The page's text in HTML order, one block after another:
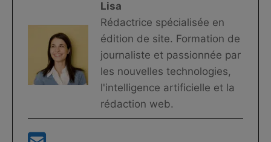
Lisa
Rédactrice spécialisée en
édition de site. Formation de
journaliste et passionnée par
les nouvelles technologies,
l'intelligence artificielle et la
rédaction web.